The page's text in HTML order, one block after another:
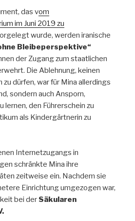
das vom
im Juni 2019 zu
wurde, werden iranische
Bleibeperspektive“
der Zugang zum staatlichen
Die Ablehnung, keinen
zu dürfen, war für Mina allerdings
sondern auch Ansporn,
lernen, den Führerschein zu
als Kindergärtnerin zu
Internetzugangs in
schränkte Mina ihre
zeitweise ein. Nachdem sie
Einrichtung umgezogen war,
bei der Säkularen